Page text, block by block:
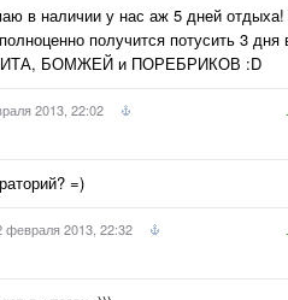
в наличии у нас аж 5 дней отдыха!
получится потусить 3 дня
БОМЖЕЙ и ПОРЕБРИКОВ :D
2013, 22:02
=)
февраля 2013, 22:32